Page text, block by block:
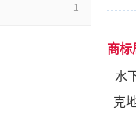
1
商标
水
克